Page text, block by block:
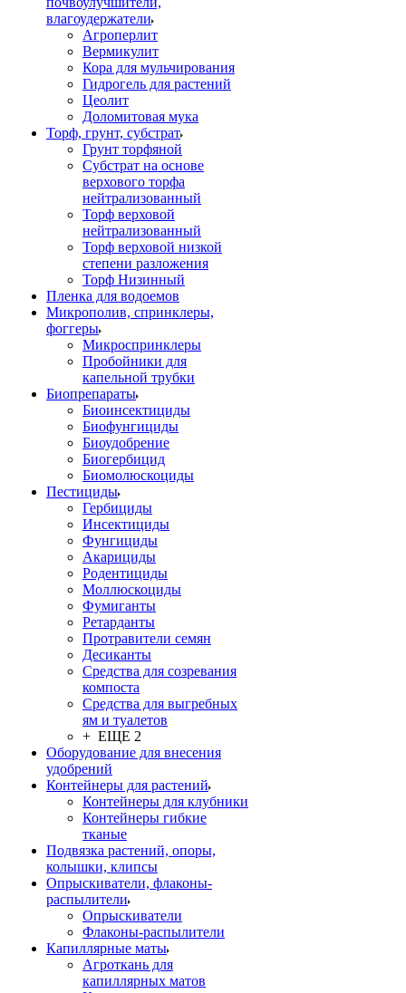
влагоудержатели
Агроперлит
Вермикулит
Кора для мульчирования
Гидрогель для растений
Цеолит
Доломитовая мука
Торф, грунт, субстрат
Грунт торфяной
Субстрат на основе
верхового торфа
нейтрализованный
Торф верховой
нейтрализованный
Торф верховой низкой
степени разложения
Торф Низинный
Пленка для водоемов
Микрополив, спринклеры,
фоггеры
Микроспринклеры
Пробойники для
капельной трубки
Биопрепараты
Биоинсектициды
Биофунгициды
Биоудобрение
Биогербицид
Биомолюскоциды
Пестициды
Гербициды
Инсектициды
Фунгициды
Акарициды
Родентициды
Моллюскоциды
Фумиганты
Ретарданты
Протравители семян
Десиканты
Средства для созревания
компоста
Средства для выгребных
ям и туалетов
+ ЕЩЕ 2
Оборудование для внесения
удобрений
Контейнеры для растений
Контейнеры для клубники
Контейнеры гибкие
тканые
Подвязка растений, опоры,
колышки, клипсы
Опрыскиватели, флаконы-
распылители
Опрыскиватели
Флаконы-распылители
Капиллярные маты
Агроткань для
капиллярных матов